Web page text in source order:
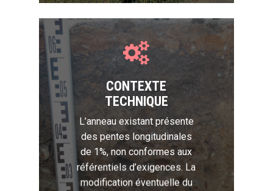
CONTEXTE
TECHNIQUE
L’anneau existant présente
des pentes longitudinales
de 1%, non conformes aux
référentiels d’exigences. La
modification éventuelle du